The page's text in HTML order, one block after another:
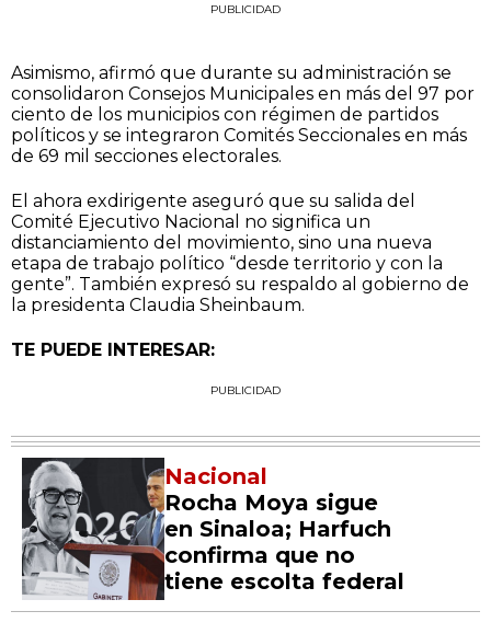
PUBLICIDAD
Asimismo, afirmó que durante su administración se
consolidaron Consejos Municipales en más del 97 por
ciento de los municipios con régimen de partidos
políticos y se integraron Comités Seccionales en más
de 69 mil secciones electorales.
El ahora exdirigente aseguró que su salida del
Comité Ejecutivo Nacional no significa un
distanciamiento del movimiento, sino una nueva
etapa de trabajo político “desde territorio y con la
gente”. También expresó su respaldo al gobierno de
la presidenta Claudia Sheinbaum.
TE PUEDE INTERESAR:
PUBLICIDAD
Nacional
Rocha Moya sigue
en Sinaloa; Harfuch
confirma que no
tiene escolta federal